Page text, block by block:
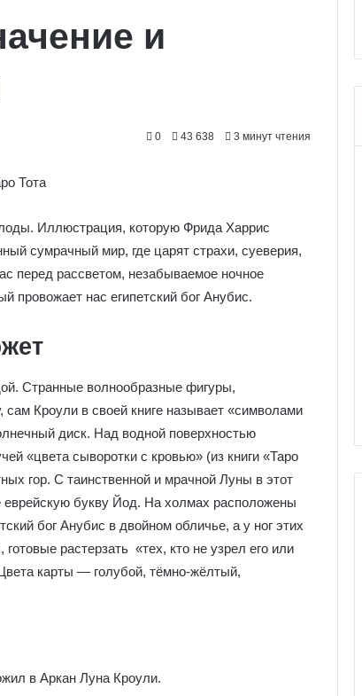
и
0 43 638 3 минут чтения
Иллюстрация, которую Фрида Харрис
сумрачный мир, где царят страхи, суеверия,
перед рассветом, незабываемое ночное
провожает нас египетский бог Анубис.
Странные волнообразные фигуры,
Кроули в своей книге называет «символами
диск. Над водной поверхностью
«цвета сыворотки с кровью» (из книги «Таро
гор. С таинственной и мрачной Луны в этот
букву Йод. На холмах расположены
бог Анубис в двойном обличье, а у ног этих
растерзать «тех, кто не узрел его или
карты — голубой, тёмно-жёлтый,
в Аркан Луна Кроули.